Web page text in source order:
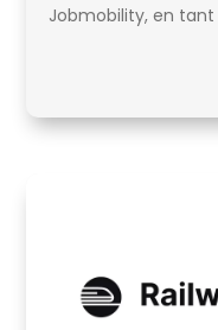
Jobmobility, en